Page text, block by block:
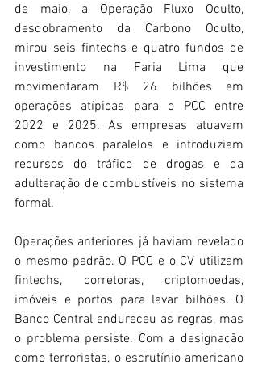
de maio, a Operação Fluxo Oculto,
desdobramento da Carbono Oculto,
mirou seis fintechs e quatro fundos de
investimento na Faria Lima que
movimentaram R$ 26 bilhões em
operações atípicas para o PCC entre
2022 e 2025. As empresas atuavam
como bancos paralelos e introduziam
recursos do tráfico de drogas e da
adulteração de combustíveis no sistema
formal.
Operações anteriores já haviam revelado
o mesmo padrão. O PCC e o CV utilizam
fintechs, corretoras, criptomoedas,
imóveis e portos para lavar bilhões. O
Banco Central endureceu as regras, mas
o problema persiste. Com a designação
como terroristas, o escrutínio americano